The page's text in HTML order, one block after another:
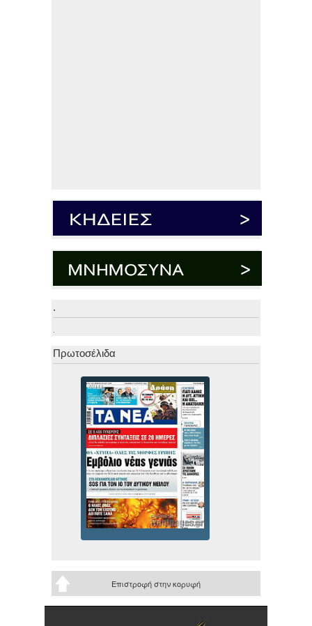
.
Πρωτοσέλιδα
Επιστροφή στην κορυφή